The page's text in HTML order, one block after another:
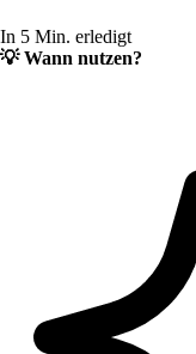
In 5 Min. erledigt
💡Wann nutzen?